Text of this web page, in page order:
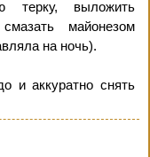
терку, выложить
майонезом
на ночь).
и аккуратно снять